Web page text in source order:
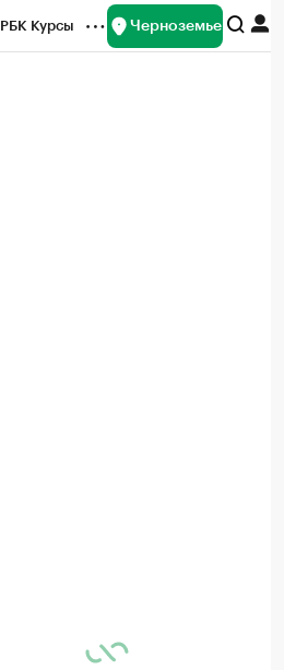
РБК Курсы Черноземье